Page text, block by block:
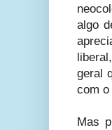
algo
geral
com
Mas